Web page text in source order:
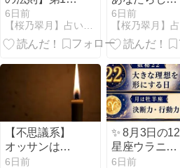
回：運は、準
備ができた人
から動き始め
6日前
【桜乃翠月】占い＆アロマ＆風水＠さくらマリン BLOG
を花開かせ
る、星たちか
らのメッセー
6日前
【不思議系】
オッサンは俺
と目が合うと
6日前
✨ 8月3日の12
星座ウラニャ
イ ✨
6日前